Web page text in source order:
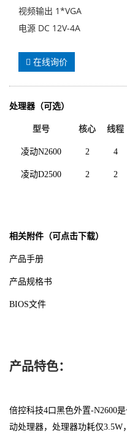
视频输出 1*VGA
电源 DC 12V-4A
在线询价
处理器（可选）
型号 核心 线程
凌动N2600 2 4
凌动D2500 2 2
相关附件（可点击下载）
产品手册
产品规格书
BIOS文件
产品特色：
倍控科技4口黑色外置-N2600
动处理器，处理器功耗仅3.5W